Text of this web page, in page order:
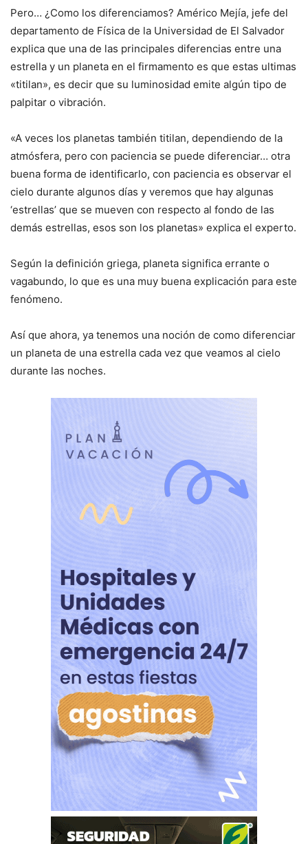
Pero… ¿Como los diferenciamos? Américo Mejía, jefe del
departamento de Física de la Universidad de El Salvador
explica que una de las principales diferencias entre una
estrella y un planeta en el firmamento es que estas ultimas
«titilan», es decir que su luminosidad emite algún tipo de
palpitar o vibración.
«A veces los planetas también titilan, dependiendo de la
atmósfera, pero con paciencia se puede diferenciar… otra
buena forma de identificarlo, con paciencia es observar el
cielo durante algunos días y veremos que hay algunas
‘estrellas’ que se mueven con respecto al fondo de las
demás estrellas, esos son los planetas» explica el experto.
Según la definición griega, planeta significa errante o
vagabundo, lo que es una muy buena explicación para este
fenómeno.
Así que ahora, ya tenemos una noción de como diferenciar
un planeta de una estrella cada vez que veamos al cielo
durante las noches.